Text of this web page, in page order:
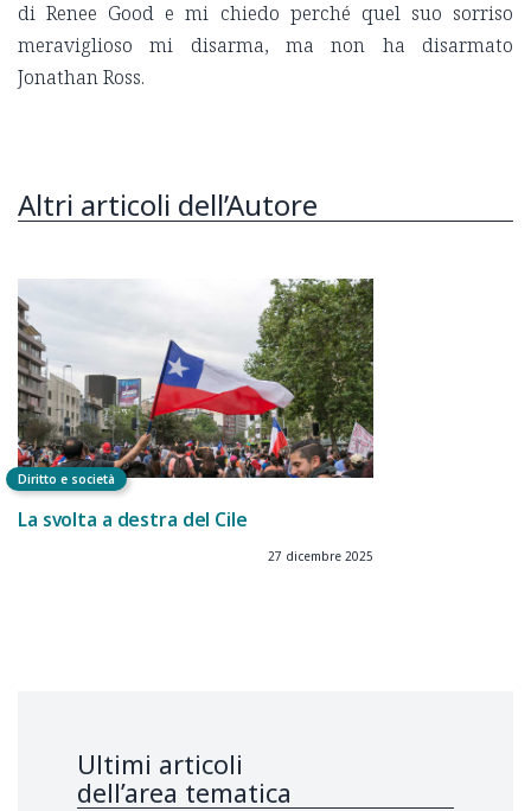
di Renee Good e mi chiedo perché quel suo sorriso
meraviglioso mi disarma, ma non ha disarmato
Jonathan Ross.
Altri articoli dell’Autore
Diritto e società
La svolta a destra del Cile
27 dicembre 2025
Ultimi articoli
dell’area tematica